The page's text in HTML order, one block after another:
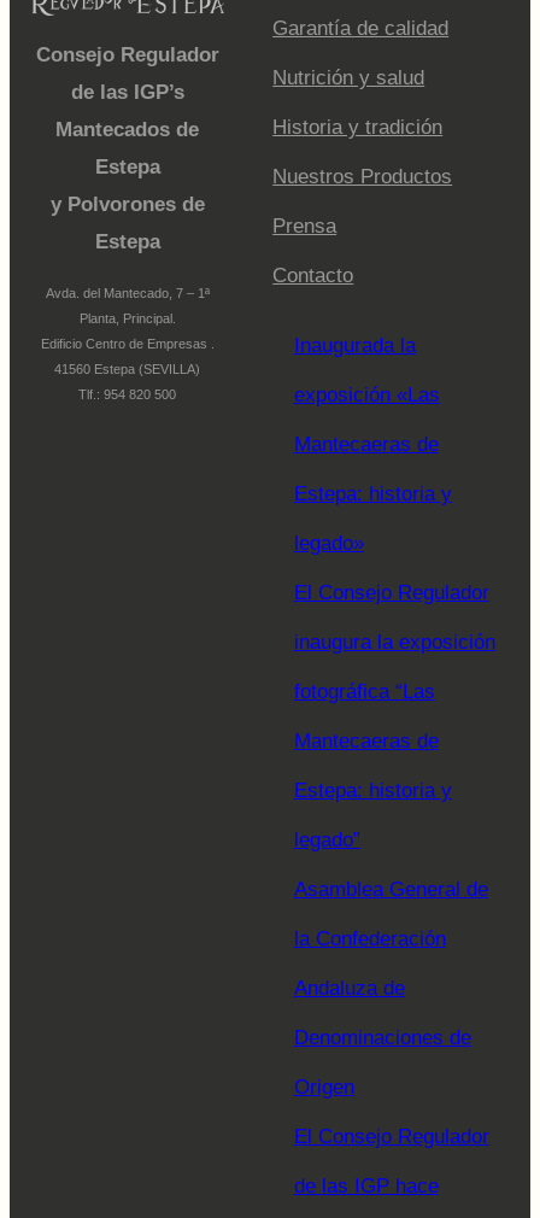
Consejo Regulador
de las IGP’s
Mantecados de
Estepa
y Polvorones de
Estepa
Avda. del Mantecado, 7 – 1ª
Planta, Principal.
Edificio Centro de Empresas .
41560 Estepa (SEVILLA)
Tlf.: 954 820 500
Garantía de calidad
Nutrición y salud
Historia y tradición
Nuestros Productos
Prensa
Contacto
Inaugurada la
exposición «Las
Mantecaeras de
Estepa: historia y
legado»
El Consejo Regulador
inaugura la exposición
fotográfica “Las
Mantecaeras de
Estepa: historia y
legado”
Asamblea General de
la Confederación
Andaluza de
Denominaciones de
Origen
El Consejo Regulador
de las IGP hace